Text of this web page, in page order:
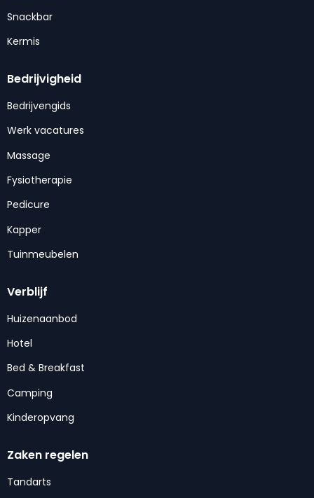
Snackbar
Kermis
Bedrijvigheid
Bedrijvengids
Werk vacatures
Massage
Fysiotherapie
Pedicure
Kapper
Tuinmeubelen
Verblijf
Huizenaanbod
Hotel
Bed & Breakfast
Camping
Kinderopvang
Zaken regelen
Tandarts